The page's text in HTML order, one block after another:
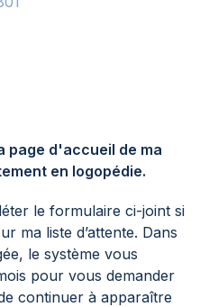
page d'accueil de ma
en logopédie.
le formulaire ci-joint si
ma liste d’attente. Dans
le système vous
pour vous demander
continuer à apparaître